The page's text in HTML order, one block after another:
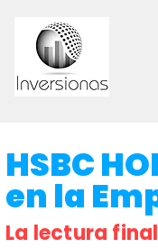
HSBC
en la
La lectura